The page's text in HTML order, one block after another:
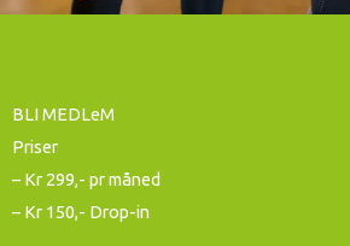
BLI MEDLeM
Priser
– Kr 299,- pr måned
– Kr 150,- Drop-in